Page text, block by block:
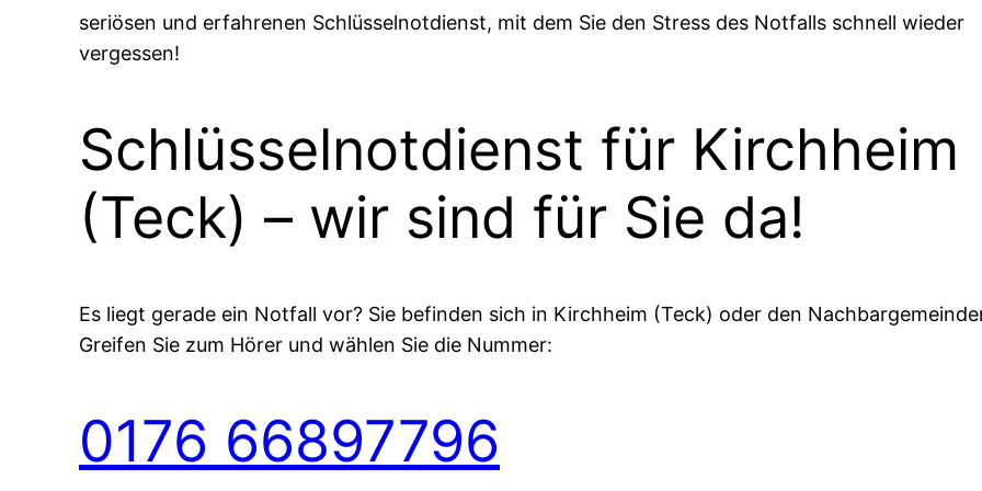
seriösen und erfahrenen Schlüsselnotdienst, mit dem Sie den Stress des Notfalls schnell wieder
vergessen!
Schlüsselnotdienst für Kirchheim
(Teck) – wir sind für Sie da!
Es liegt gerade ein Notfall vor? Sie befinden sich in Kirchheim (Teck) oder den
Greifen Sie zum Hörer und wählen Sie die Nummer:
0176 66897796